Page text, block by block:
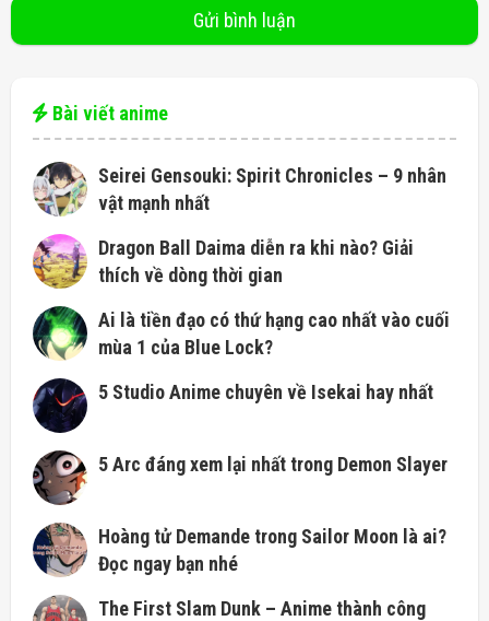
Bài viết anime
Seirei Gensouki: Spirit Chronicles – 9 nhân
vật mạnh nhất
Dragon Ball Daima diễn ra khi nào? Giải
thích về dòng thời gian
Ai là tiền đạo có thứ hạng cao nhất vào cuối
mùa 1 của Blue Lock?
5 Studio Anime chuyên về Isekai hay nhất
5 Arc đáng xem lại nhất trong Demon Slayer
Hoàng tử Demande trong Sailor Moon là ai?
Đọc ngay bạn nhé
The First Slam Dunk – Anime thành công